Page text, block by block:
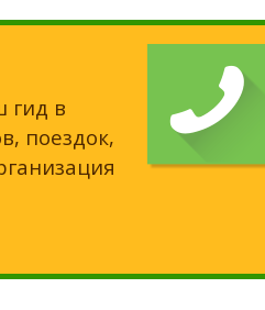
гид в
поездок,